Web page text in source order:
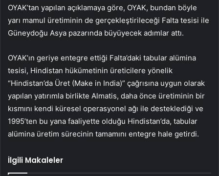
OYAK’tan yapılan açıklamaya göre, OYAK, bundan böyle
yarı mamul üretiminin de gerçekleştirileceği Falta tesisi ile
Güneydoğu Asya pazarında büyüyecek adımlar attı.
OYAK’ın geriye entegre ettiği Falta’daki tabular alümina
tesisi, Hindistan hükümetinin üreticilere yönelik
“Hindistan’da Üret (Make in India)” çağrısına uygun olarak
yapılan yatırımla birlikte Almatis, daha önce üretiminin bir
kısmını kendi küresel operasyonel ağı ile desteklediği ve
1995’ten bu yana faaliyette olduğu Hindistan’da, tabular
alümina üretim sürecinin tamamını entegre hale getirdi.
İlgili Makaleler